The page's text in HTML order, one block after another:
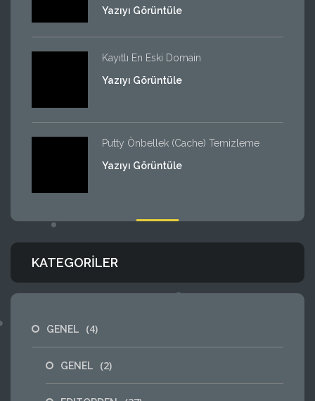
Yazıyı Görüntüle
Kayıtlı En Eski Domain
Yazıyı Görüntüle
Putty Önbellek (Cache) Temizleme
Yazıyı Görüntüle
KATEGORILER
GENEL (4)
GENEL (2)